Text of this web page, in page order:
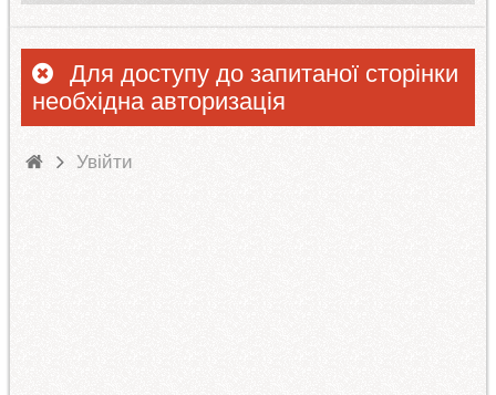
Для доступу до запитаної сторінки
необхідна авторизація
Увійти